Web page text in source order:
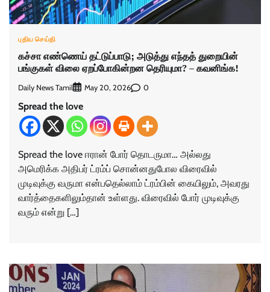
புதிய செய்தி
கச்சா எண்ணெய் தட்டுப்பாடு; அடுத்து எந்தத் துறையின்
பங்குகள் விலை ஏறப்போகின்றன தெரியுமா? – கவனிங்க!
Daily News Tamil May 20, 2026 0
Spread the love
Spread the love ஈரான் போர் தொடருமா… அல்லது
அமெரிக்க அதிபர் ட்ரம்ப் சொன்னதுபோல விரைவில்
முடிவுக்கு வருமா என்பதெல்லாம் ட்ரம்பின் கையிலும், அவரது
வார்த்தைகளிலும்தான் உள்ளது. விரைவில் போர் முடிவுக்கு
வரும் என்று […]